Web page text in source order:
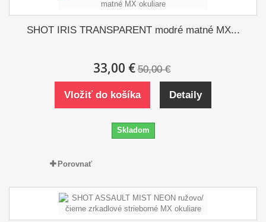
SHOT IRIS TRANSPARENT modré matné MX...
33,00 € 50,00 €
Vložiť do košíka Detaily
Skladom
Porovnať